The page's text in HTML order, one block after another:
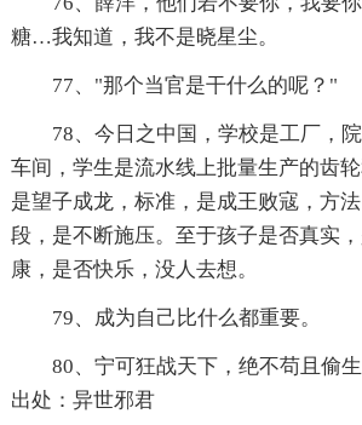
糖…我知道，我不是晓星尘。
77、"那个当官是干什么的呢？"
78、今日之中国，学校是工厂，
车间，学生是流水线上批量生产的齿
是望子成龙，标准，是成王败寇，方
段，是不断施压。至于孩子是否真实
康，是否快乐，没人去想。
79、成为自己比什么都重要。
80、宁可狂战天下，绝不苟且偷
出处：异世邪君